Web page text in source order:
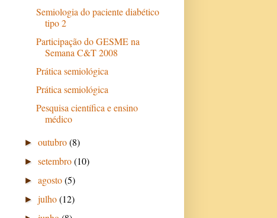
Semiologia do paciente diabético
tipo 2
Participação do GESME na
Semana C&T 2008
Prática semiológica
Prática semiológica
Pesquisa científica e ensino
médico
►outubro(8)
►setembro(10)
►agosto(5)
►julho(12)